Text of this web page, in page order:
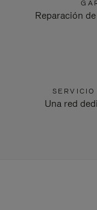
Reparación
Una red